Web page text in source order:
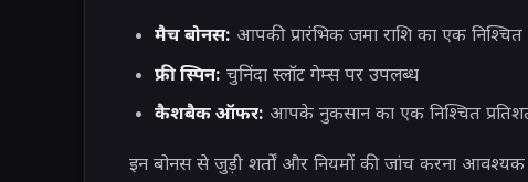
मैच बोनस: आपकी प्रारंभिक जमा राशि का एक
फ्री स्पिन: चुनिंदा स्लॉट गेम्स पर उपलब्ध
कैशबैक ऑफर: आपके नुकसान का एक निश्चित
इन बोनस से जुड़ी शर्तों और नियमों की जांच करना आवश्यक